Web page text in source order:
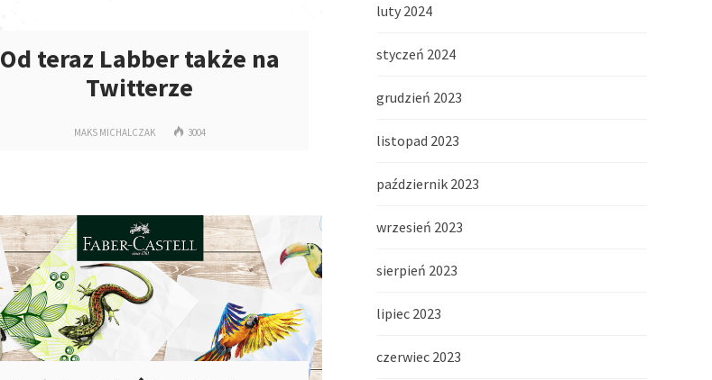
Od teraz Labber także na
Twitterze
MAKS MICHALCZAK 3004
luty 2024
styczeń 2024
grudzień 2023
listopad 2023
październik 2023
wrzesień 2023
sierpień 2023
lipiec 2023
czerwiec 2023